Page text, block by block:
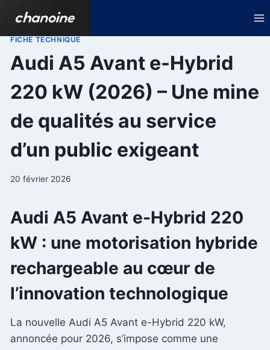
contenu
FICHE TECHNIQUE
Audi A5 Avant e-Hybrid
220 kW (2026) – Une mine
de qualités au service
d’un public exigeant
20 février 2026
Audi A5 Avant e-Hybrid 220
kW : une motorisation hybride
rechargeable au cœur de
l’innovation technologique
La nouvelle Audi A5 Avant e-Hybrid 220 kW,
annoncée pour 2026, s’impose comme une